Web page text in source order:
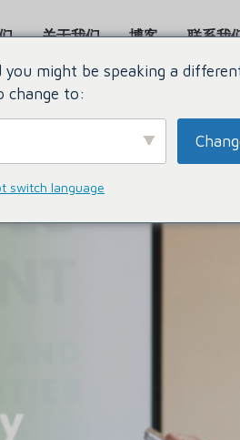
关于我们 博客 联系我
you might be speaking a
change to:
switch language